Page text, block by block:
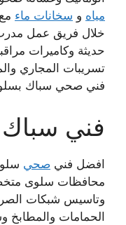
مياه و سخانات ماء
خلال فريق عمل
حديثة وكاميرات
تسريبات المجاري
فني صحي سباك
فني
افضل فني صحي
محافظات سلوى
وتاسيس شبكات
الحمامات